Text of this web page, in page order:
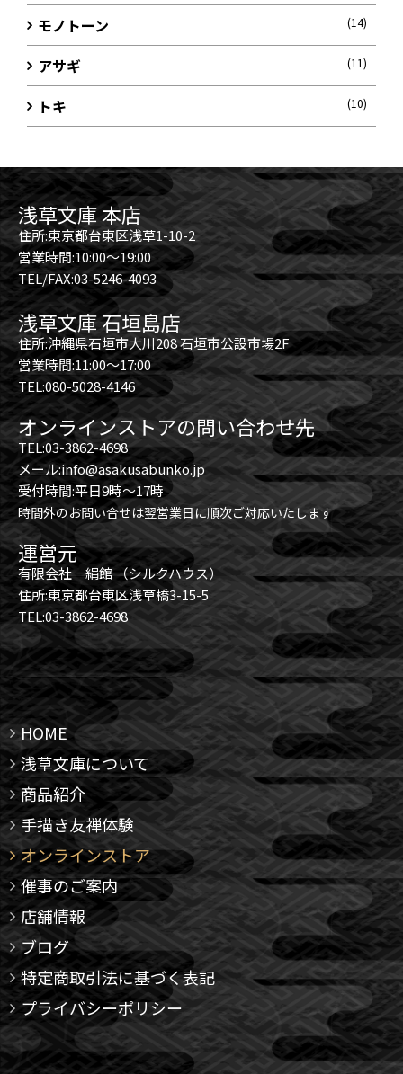
モノトーン (14)
アサギ (11)
トキ (10)
浅草文庫 本店
住所:東京都台東区浅草1-10-2
営業時間:10:00～19:00
TEL/FAX:03-5246-4093
浅草文庫 石垣島店
住所:沖縄県石垣市大川208 石垣市公設市場2F
営業時間:11:00～17:00
TEL:080-5028-4146
オンラインストアの問い合わせ先
TEL:03-3862-4698
メール:info@asakusabunko.jp
受付時間:平日9時～17時
時間外のお問い合せは翌営業日に順次ご対応いたします
運営元
有限会社 絹館 （シルクハウス）
住所:東京都台東区浅草橋3-15-5
TEL:03-3862-4698
HOME
浅草文庫について
商品紹介
手描き友禅体験
オンラインストア
催事のご案内
店舗情報
ブログ
特定商取引法に基づく表記
プライバシーポリシー